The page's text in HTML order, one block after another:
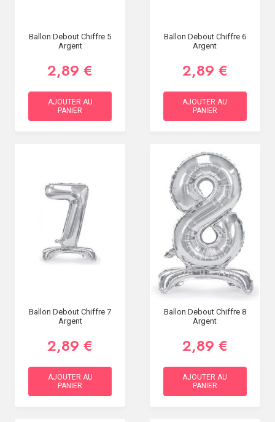
Ballon Debout Chiffre 5
Argent
2,89 €
AJOUTER AU
PANIER
Ballon Debout Chiffre 6
Argent
2,89 €
AJOUTER AU
PANIER
Ballon Debout Chiffre 7
Argent
2,89 €
AJOUTER AU
PANIER
Ballon Debout Chiffre 8
Argent
2,89 €
AJOUTER AU
PANIER